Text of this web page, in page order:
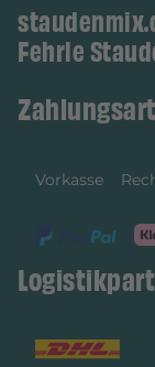
Fehrle
Vorkasse